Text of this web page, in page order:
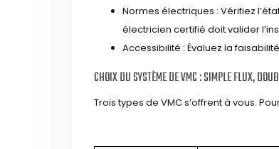
Normes électriques : Vérifiez
électricien certifié doit valider
Accessibilité : Évaluez la
CHOIX DU SYSTÈME DE VMC : SIMPLE FLUX,
Trois types de VMC s’offrent à vous.